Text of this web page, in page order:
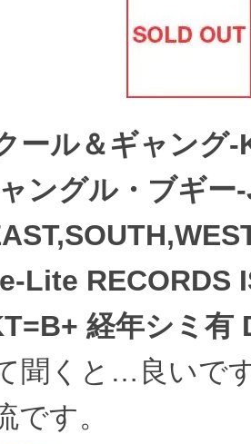
ール＆ギャング
ングル・ブギー
Lite RECORDS
経年シミ有
聞くと…良いで
です。